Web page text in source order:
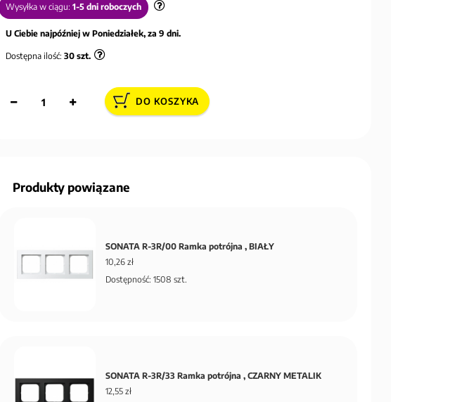
Wysyłka w ciągu: 1-5 dni roboczych
U Ciebie najpóźniej w Poniedziałek, za 9 dni.
Dostępna ilość: 30 szt.
DO KOSZYKA
Produkty powiązane
SONATA R-3R/00 Ramka potrójna , BIAŁY
10,26 zł
Dostępność: 1508 szt.
SONATA R-3R/33 Ramka potrójna , CZARNY METALIK
12,55 zł